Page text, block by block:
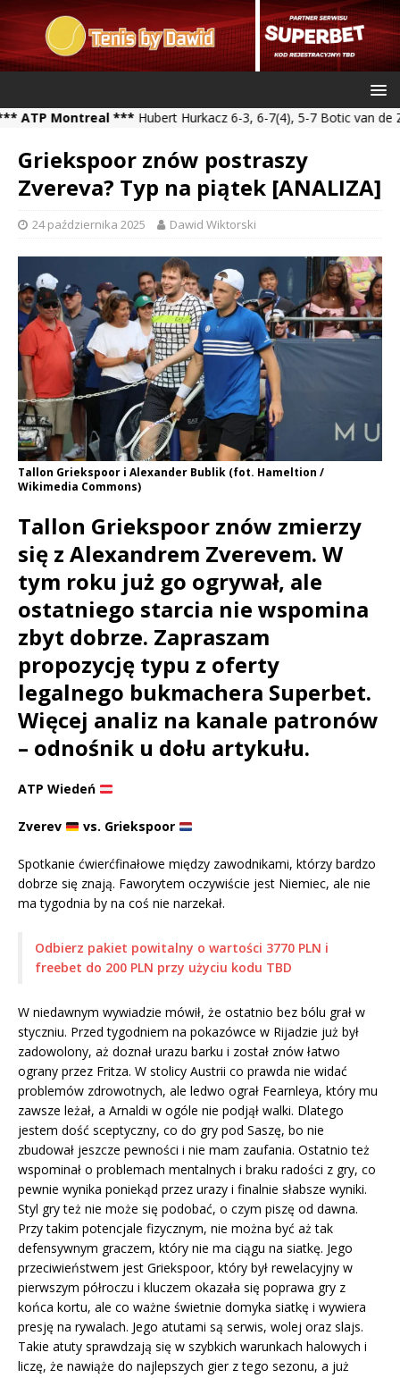
Montreal ***Hubert Hurkacz 6-3, 6-7(4), 5-7 Botic van de
Griekspoor znów postraszy
Zvereva? Typ na piątek [ANALIZA]
24 października 2025 Dawid Wiktorski
Tallon Griekspoor i Alexander Bublik (fot. Hameltion /
Wikimedia Commons)
Tallon Griekspoor znów zmierzy
się z Alexandrem Zverevem. W
tym roku już go ogrywał, ale
ostatniego starcia nie wspomina
zbyt dobrze. Zapraszam
propozycję typu z oferty
legalnego bukmachera Superbet.
Więcej analiz na kanale patronów
– odnośnik u dołu artykułu.
ATP Wiedeń
Zverev vs. Griekspoor
Spotkanie ćwierćfinałowe między zawodnikami, którzy bardzo
dobrze się znają. Faworytem oczywiście jest Niemiec, ale nie
ma tygodnia by na coś nie narzekał.
Odbierz pakiet powitalny o wartości 3770 PLN i
freebet do 200 PLN przy użyciu kodu TBD
W niedawnym wywiadzie mówił, że ostatnio bez bólu grał w
styczniu. Przed tygodniem na pokazówce w Rijadzie już był
zadowolony, aż doznał urazu barku i został znów łatwo
ograny przez Fritza. W stolicy Austrii co prawda nie widać
problemów zdrowotnych, ale ledwo ograł Fearnleya, który mu
zawsze leżał, a Arnaldi w ogóle nie podjął walki. Dlatego
jestem dość sceptyczny, co do gry pod Saszę, bo nie
zbudował jeszcze pewności i nie mam zaufania. Ostatnio też
wspominał o problemach mentalnych i braku radości z gry, co
pewnie wynika poniekąd przez urazy i finalnie słabsze wyniki.
Styl gry też nie może się podobać, o czym piszę od dawna.
Przy takim potencjale fizycznym, nie można być aż tak
defensywnym graczem, który nie ma ciągu na siatkę. Jego
przeciwieństwem jest Griekspoor, który był rewelacyjny w
pierwszym półroczu i kluczem okazała się poprawa gry z
końca kortu, ale co ważne świetnie domyka siatkę i wywiera
presję na rywalach. Jego atutami są serwis, wolej oraz slajs.
Takie atuty sprawdzają się w szybkich warunkach halowych i
liczę, że nawiąże do najlepszych gier z tego sezonu, a już